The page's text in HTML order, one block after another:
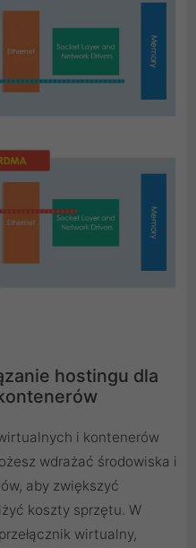
hostingu dla
i kontenerów
wdrażać środowiska i
aby zwiększyć
koszty sprzętu. W
wirtualny,